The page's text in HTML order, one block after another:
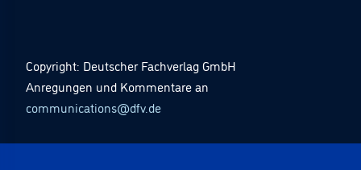
Copyright: Deutscher Fachverlag GmbH
Anregungen und Kommentare an
communications@dfv.de